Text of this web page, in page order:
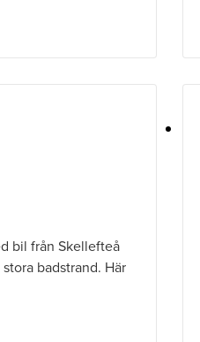
bil från Skellefteå
badstrand. Här